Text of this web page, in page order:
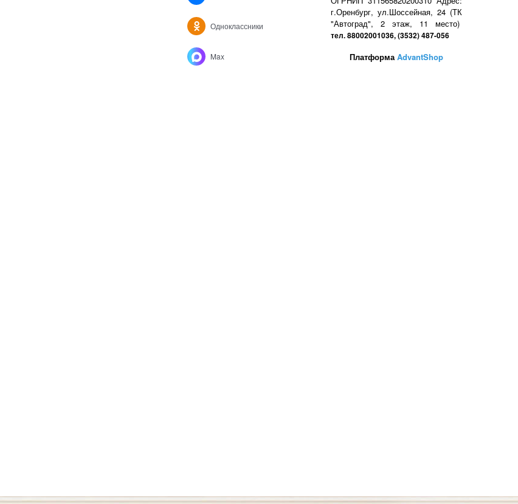
Одноклассники
Max
г.Оренбург, ул.Шоссейная, 24 (ТК
"Автоград", 2 этаж, 11 место)
тел. 88002001036, (3532) 487-056
ПлатформаAdvantShop